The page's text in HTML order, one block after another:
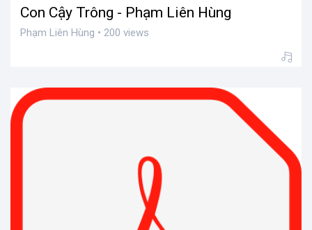
Con Cậy Trông - Phạm Liên Hùng
Phạm Liên Hùng • 200 views